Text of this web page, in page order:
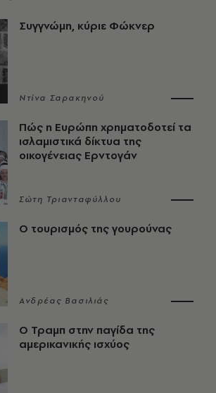
Συγγνώμη, κύριε Φώκνερ
Ντίνα Σαρακηνού
Πώς η Ευρώπη χρηματοδοτεί τα
ισλαμιστικά δίκτυα της
οικογένειας Ερντογάν
Σώτη Τριανταφύλλου
Ο τουρισμός της γουρούνας
Ανδρέας Βασιλιάς
Ο Τραμπ στην παγίδα της
αμερικανικής ισχύος